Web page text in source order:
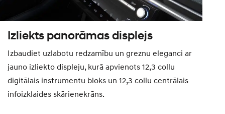
Izliekts panorāmas displejs
Izbaudiet uzlabotu redzamību un greznu eleganci ar
jauno izliekto displeju, kurā apvienots 12,3 collu
digitālais instrumentu bloks un 12,3 collu centrālais
infoizklaides skārienekrāns.